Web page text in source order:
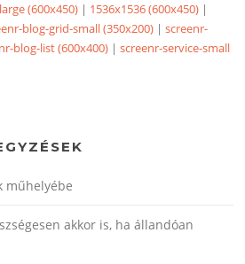
large (600x450) | 1536x1536 (600x450) |
blog-grid-small (350x200) |screenr-
blog-list (600x400) |screenr-service-small
műhelyébe
akkor is, ha állandóan